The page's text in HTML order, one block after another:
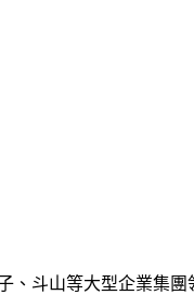
斗山等大型企業集